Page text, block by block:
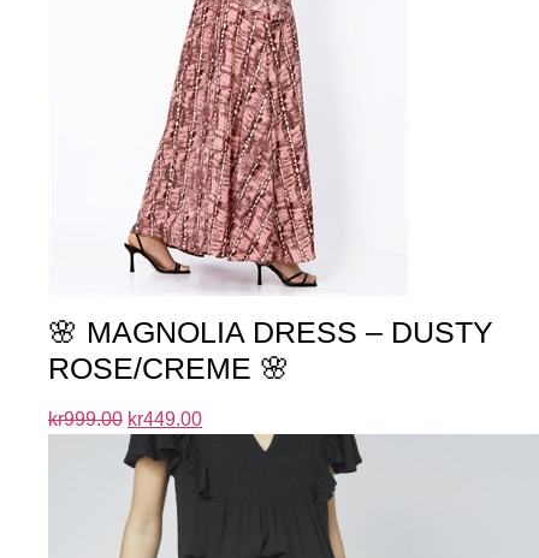
🌸 MAGNOLIA DRESS – DUSTY
ROSE/CREME 🌸
kr999.00 kr449.00